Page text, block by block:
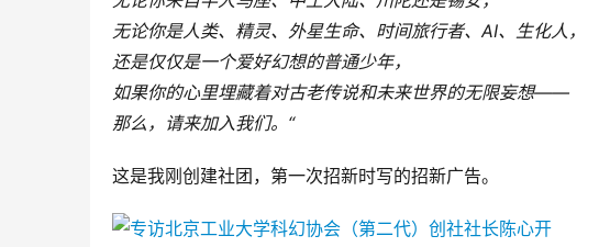
无论你是人类、精灵、外星生命、时间旅行者、AI、生化人，
还是仅仅是一个爱好幻想的普通少年，
如果你的心里埋藏着对古老传说和未来世界的无限妄想——
那么，请来加入我们。“
这是我刚创建社团，第一次招新时写的招新广告。